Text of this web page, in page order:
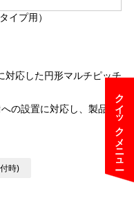
クイックメニュー
イプ用）
対応した円形マルチピッチ
の設置に対応し、製品取
時)